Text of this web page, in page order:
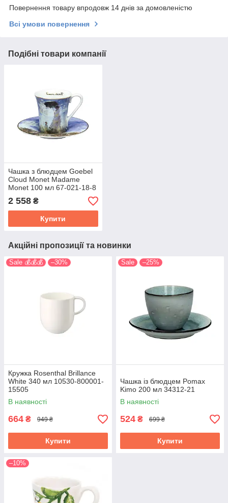
Повернення товару впродовж 14 днів за домовленістю
Всі умови повернення
Подібні товари компанії
Чашка з блюдцем Goebel
Cloud Monet Madame
Monet 100 мл 67-021-18-8
2 558 ₴
Купити
Акційні пропозиції та новинки
Sale 💰💰💰 –30%
Кружка Rosenthal Brillance
White 340 мл 10530-800001-
15505
В наявності
664 ₴ 949 ₴
Купити
Sale –25%
Чашка із блюдцем Pomax
Kimo 200 мл 34312-21
В наявності
524 ₴ 699 ₴
Купити
–10%